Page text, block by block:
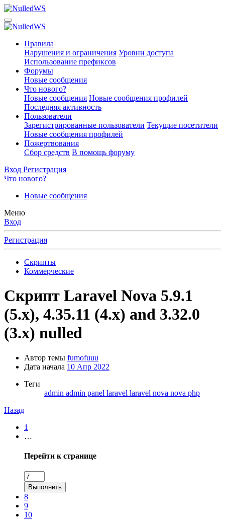
Правила
Нарушения и ограничения Уровни доступа
Использование префиксов
Форумы
Новые сообщения
Что нового?
Новые сообщения Новые сообщения профилей
Последняя активность
Пользователи
Зарегистрированные пользователи Текущие посетители
Новые сообщения профилей
Пожертвования
Сбор средств В помощь форуму
Вход Регистрация
Что нового?
Новые сообщения
Меню
Вход
Регистрация
Скрипты
Коммерческие
Скрипт Laravel Nova 5.9.1
(5.x), 4.35.11 (4.x) and 3.32.0
(3.x) nulled
Автор темы fumofuuu
Дата начала 10 Апр 2022
Теги
admin admin panel laravel laravel nova nova php
Назад
1
…
Перейти к странице
Выполнить
8
9
10